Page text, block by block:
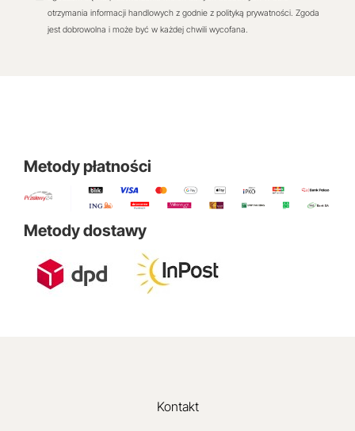
otrzymania informacji handlowych z godnie z polityką prywatności. Zgoda
jest dobrowolna i może być w każdej chwili wycofana.
Metody płatności
Metody dostawy
Kontakt